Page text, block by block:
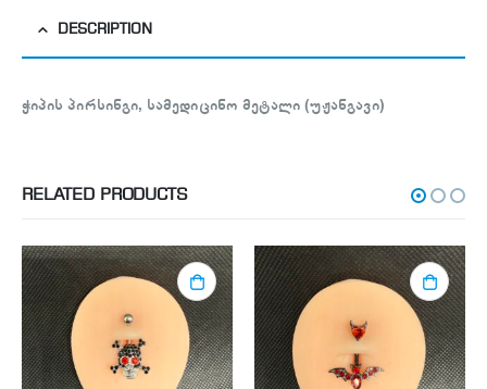
DESCRIPTION
ჭიპის პირსინგი, სამედიცინო მეტალი (უჟანგავი)
RELATED PRODUCTS